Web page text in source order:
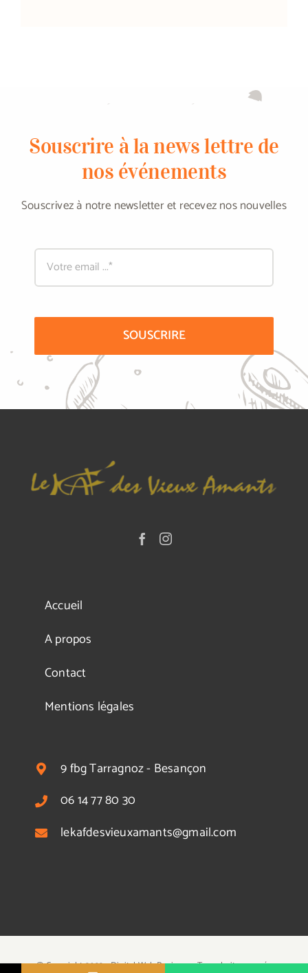
Souscrire à la news lettre de
nos événements
Souscrivez à notre newsletter et recevez nos nouvelles
SOUSCRIRE
Accueil
A propos
Contact
Mentions légales
9 fbg Tarragnoz - Besançon
06 14 77 80 30
lekafdesvieuxamants@gmail.com
© Copyright 2022 - Digital Web Business - Tous droits reservés